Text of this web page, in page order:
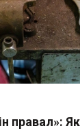
правал»: